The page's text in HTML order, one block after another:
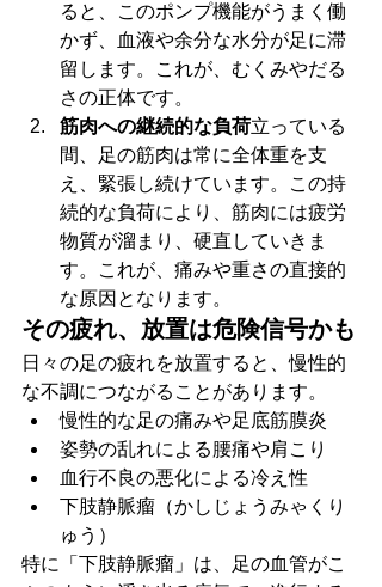
ると、このポンプ機能がうまく働
かず、血液や余分な水分が足に滞
留します。これが、むくみやだる
さの正体です。
筋肉への継続的な負荷立っている
間、足の筋肉は常に全体重を支
え、緊張し続けています。この持
続的な負荷により、筋肉には疲労
物質が溜まり、硬直していきま
す。これが、痛みや重さの直接的
な原因となります。
その疲れ、放置は危険信号かも
日々の足の疲れを放置すると、慢性的
な不調につながることがあります。
慢性的な足の痛みや足底筋膜炎
姿勢の乱れによる腰痛や肩こり
血行不良の悪化による冷え性
下肢静脈瘤（かしじょうみゃくり
ゅう）
特に「下肢静脈瘤」は、足の血管がこ